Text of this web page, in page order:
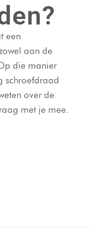
een
aan de
die manier
schroefdraad
over de
met je mee.